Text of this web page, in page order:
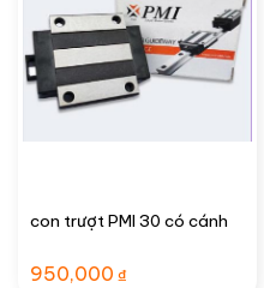
con trượt PMI 30 có cánh
950,000 ₫